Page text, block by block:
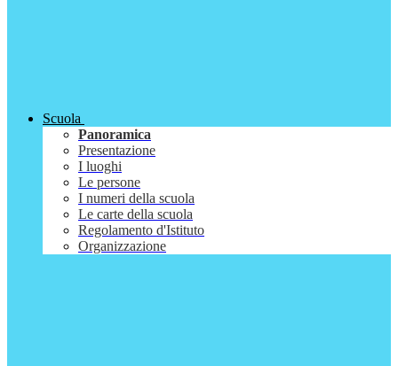
Scuola
Panoramica
Presentazione
I luoghi
Le persone
I numeri della scuola
Le carte della scuola
Regolamento d'Istituto
Organizzazione